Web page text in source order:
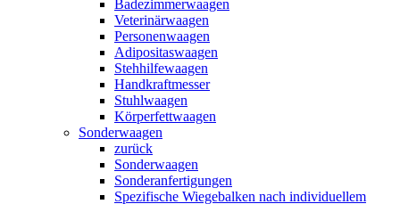
Badezimmerwaagen
Veterinärwaagen
Personenwaagen
Adipositaswaagen
Stehhilfewaagen
Handkraftmesser
Stuhlwaagen
Körperfettwaagen
Sonderwaagen
zurück
Sonderwaagen
Sonderanfertigungen
Spezifische Wiegebalken nach individuellem